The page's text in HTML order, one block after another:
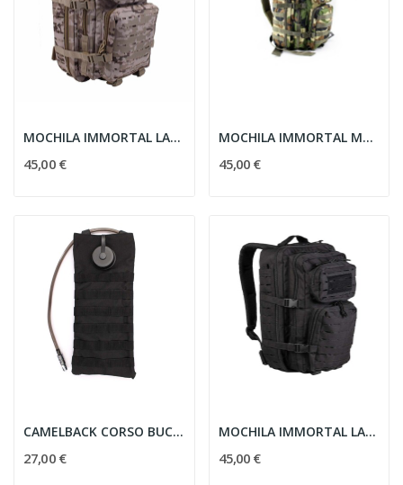
MOCHILA IMMORTAL LASER GR. 36L PIX.ARIDO WA662162
45,00 €
MOCHILA IMMORTAL MOLLE GR. 36L CAMO
45,00 €
CAMELBACK CORSO BUCCANNER 2.5L MOLLE NEGRA
27,00 €
MOCHILA IMMORTAL LASER GR. 36L NEGRA
45,00 €